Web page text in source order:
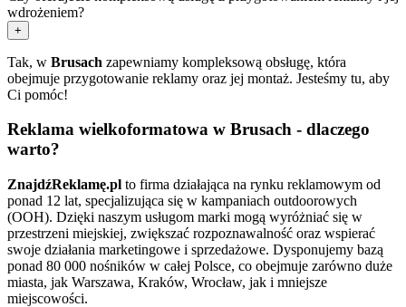
wdrożeniem?
+
Tak, w Brusach zapewniamy kompleksową obsługę, która
obejmuje przygotowanie reklamy oraz jej montaż. Jesteśmy tu, aby
Ci pomóc!
Reklama wielkoformatowa w Brusach - dlaczego
warto?
ZnajdźReklamę.pl to firma działająca na rynku reklamowym od
ponad 12 lat, specjalizująca się w kampaniach outdoorowych
(OOH). Dzięki naszym usługom marki mogą wyróżniać się w
przestrzeni miejskiej, zwiększać rozpoznawalność oraz wspierać
swoje działania marketingowe i sprzedażowe. Dysponujemy bazą
ponad 80 000 nośników w całej Polsce, co obejmuje zarówno duże
miasta, jak Warszawa, Kraków, Wrocław, jak i mniejsze
miejscowości.